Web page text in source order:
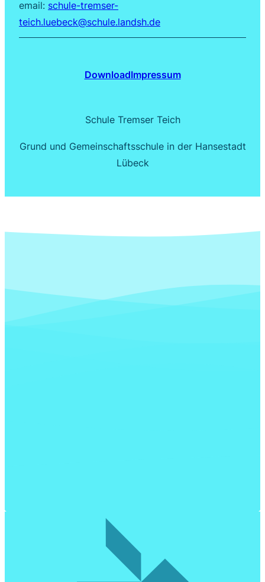
email: schule-tremser-
teich.luebeck@schule.landsh.de
DownloadImpressum
Schule Tremser Teich
Grund und Gemeinschaftsschule in der Hansestadt
Lübeck